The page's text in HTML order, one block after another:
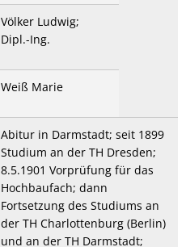
Völker Ludwig;
Dipl.-Ing.
Weiß Marie
Abitur in Darmstadt; seit 1899
Studium an der TH Dresden;
8.5.1901 Vorprüfung für das
Hochbaufach; dann
Fortsetzung des Studiums an
der TH Charlottenburg (Berlin)
und an der TH Darmstadt;